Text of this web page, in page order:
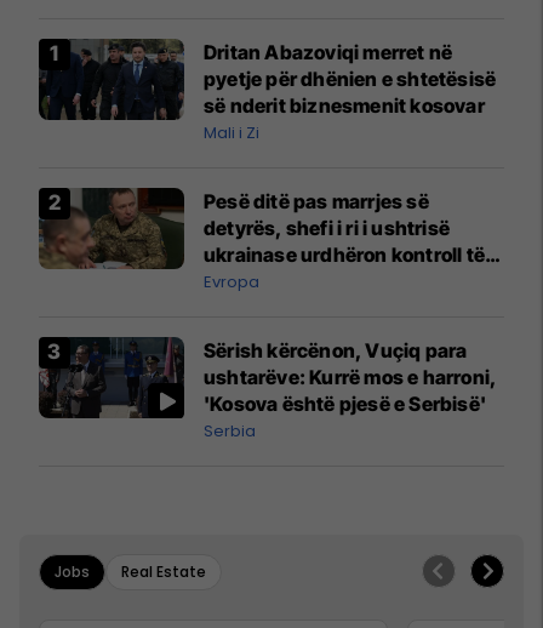
Dritan Abazoviqi merret në
pyetje për dhënien e shtetësisë
së nderit biznesmenit kosovar
Mali i Zi
Pesë ditë pas marrjes së
detyrës, shefi i ri i ushtrisë
ukrainase urdhëron kontroll të
madh
Evropa
Sërish kërcënon, Vuçiq para
ushtarëve: Kurrë mos e harroni,
'Kosova është pjesë e Serbisë'
Serbia
Jobs Real Estate